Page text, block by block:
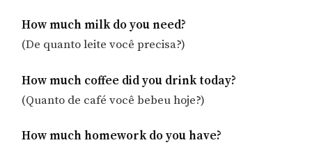
How much milk do you need?
(De quanto leite você precisa?)
How much coffee did you drink today?
(Quanto de café você bebeu hoje?)
How much homework do you have?